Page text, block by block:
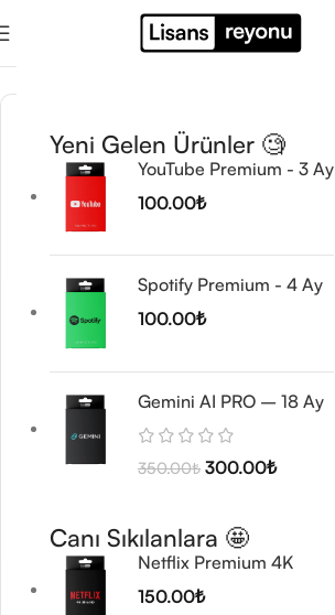
Yeni Gelen Ürünler 🧐
YouTube Premium - 3 Ay
100.00₺
Spotify Premium - 4 Ay
100.00₺
Gemini AI PRO – 18 Ay
350.00₺ 300.00₺
Canı Sıkılanlara 🤩
Netflix Premium 4K
150.00₺
Tasarım ve Görsel Araçlar/Motion Array